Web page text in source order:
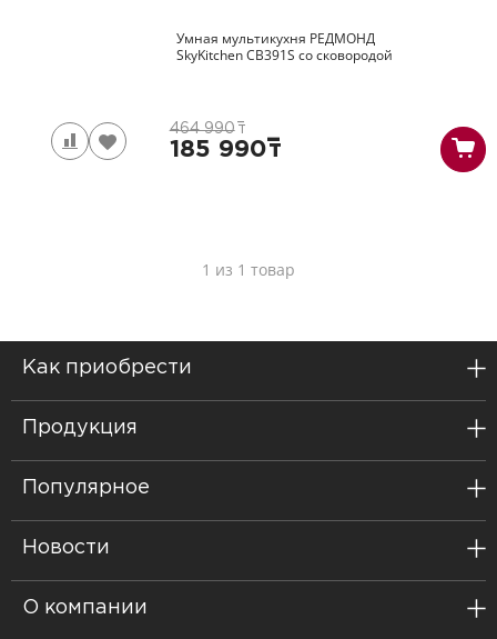
Умная мультикухня РЕДМОНД
SkyKitchen CB391S со сковородой
464 990 т
185 990т
1 из 1 товар
Как приобрести
Продукция
Популярное
Новости
О компании